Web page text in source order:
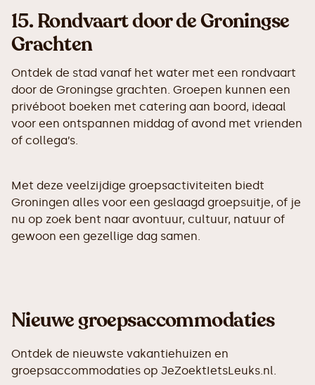
15.Rondvaart door de Groningse
Grachten
Ontdek de stad vanaf het water met een rondvaart
door de Groningse grachten. Groepen kunnen een
privéboot boeken met catering aan boord, ideaal
voor een ontspannen middag of avond met vrienden
of collega’s.
Met deze veelzijdige groepsactiviteiten biedt
Groningen alles voor een geslaagd groepsuitje, of je
nu op zoek bent naar avontuur, cultuur, natuur of
gewoon een gezellige dag samen.
Nieuwe groepsaccommodaties
Ontdek de nieuwste vakantiehuizen en
groepsaccommodaties op JeZoektIetsLeuks.nl.